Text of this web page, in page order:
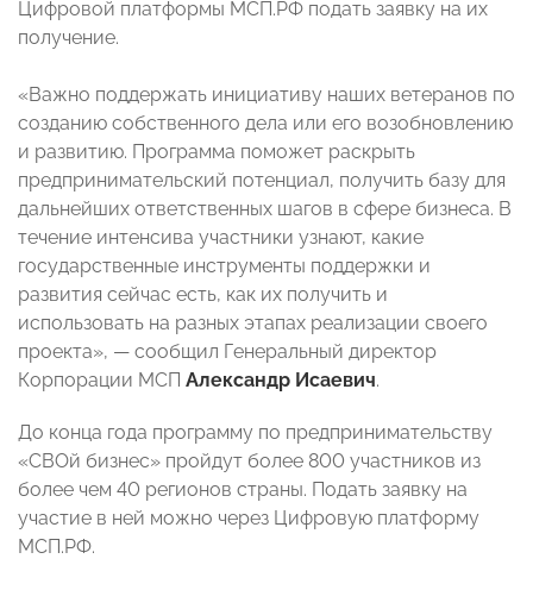
Цифровой платформы МСП.РФ подать заявку на их
получение.
«Важно поддержать инициативу наших ветеранов по
созданию собственного дела или его возобновлению
и развитию. Программа поможет раскрыть
предпринимательский потенциал, получить базу для
дальнейших ответственных шагов в сфере бизнеса. В
течение интенсива участники узнают, какие
государственные инструменты поддержки и
развития сейчас есть, как их получить и
использовать на разных этапах реализации своего
проекта», — сообщил Генеральный директор
Корпорации МСП Александр Исаевич.
До конца года программу по предпринимательству
«СВОй бизнес» пройдут более 800 участников из
более чем 40 регионов страны. Подать заявку на
участие в ней можно через Цифровую платформу
МСП.РФ.